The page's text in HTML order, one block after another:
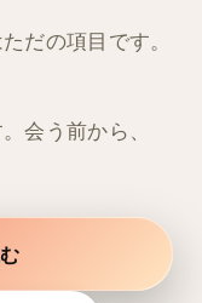
だの項目です。
会う前から、